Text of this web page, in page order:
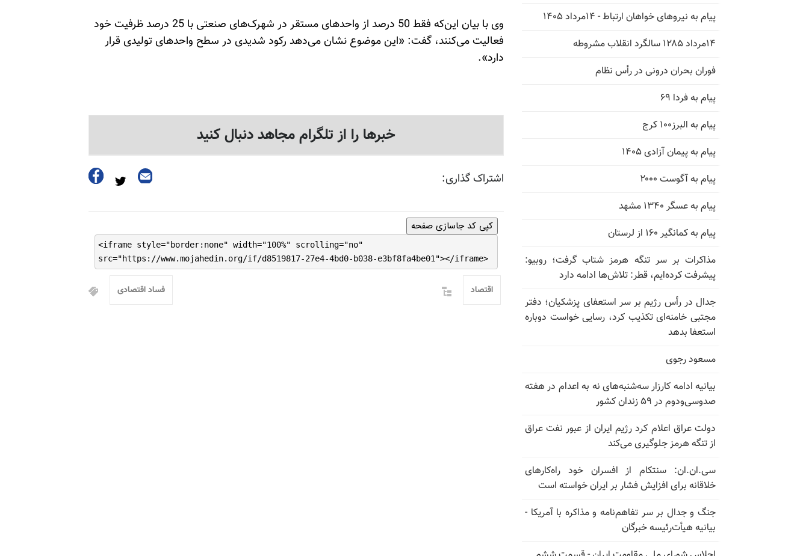
وی با بیان این‌که فقط 50 درصد از واحدهای مستقر در شهرک‌های صنعتی با 25 درصد ظرفیت خود
فعالیت می‌کنند، گفت: «این موضوع نشان می‌دهد رکود شدیدی در سطح واحدهای تولیدی قرار
دارد».
خبرها را از تلگرام مجاهد دنبال کنید
اشتراک گذاری:
کپی کد جاسازی صفحه
<iframe style="border:none" width="100%" scrolling="no"
src="https://www.mojahedin.org/if/d8519817-27e4-4bd0-b038-e3bf8fa4be01"></iframe>
فساد اقتصادی اقتصاد
پیام به نیروهای خواهان ارتباط - ۱۴مرداد ۱۴۰۵
۱۴مرداد ۱۲۸۵ سالگرد انقلاب مشروطه
فوران بحران درونی در رأس نظام
پیام به فردا ۶۹
پیام به البرز۱۰۰ کرج
پیام به پیمان آزادی ۱۴۰۵
پیام به آگوست ۲۰۰۰
پیام به عسگر ۱۳۴۰ مشهد
پیام به کمانگیر ۱۶۰ از لرستان
مذاکرات بر سر تنگه هرمز شتاب گرفت؛ روبیو:
پیشرفت کرده‌ایم، قطر: تلاش‌ها ادامه دارد
جدال در رأس رژیم بر سر استعفای پزشکیان؛ دفتر
مجتبی خامنه‌ای تکذیب کرد، رسایی خواست دوباره
استعفا بدهد
مسعود رجوی
بیانیه ادامه کارزار سه‌شنبه‌های نه به اعدام در هفته
صدوسی‌و‌دوم در ۵۹ زندان کشور
دولت عراق اعلام کرد رژیم ایران از عبور نفت عراق
از تنگه هرمز جلوگیری می‌کند
سی.ان.ان: سنتکام از افسران خود راه‌کارهای
خلاقانه برای افزایش فشار بر ایران خواسته است
جنگ و جدال بر سر تفاهم‌نامه و مذاکره با آمریکا -
بیانیه هیأت‌رئیسه خبرگان